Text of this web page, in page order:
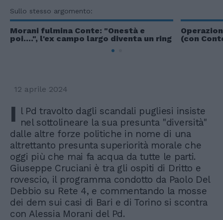
Sullo stesso argomento:
Morani fulmina Conte: "Onestà e
poi....", l'ex campo largo diventa un ring
(con
12 aprile 2024
I l Pd travolto dagli scandali pugliesi insiste
nel sottolineare la sua presunta "diversità"
dalle altre forze politiche in nome di una
altrettanto presunta superiorità morale che
oggi più che mai fa acqua da tutte le parti.
Giuseppe Cruciani è tra gli ospiti di Dritto e
rovescio, il programma condotto da Paolo Del
Debbio su Rete 4, e commentando la mosse
dei dem sui casi di Bari e di Torino si scontra
con Alessia Morani del Pd.